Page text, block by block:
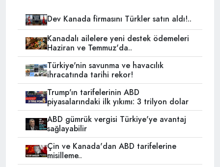
Dev Kanada firmasını Türkler satın aldı!..
Kanadalı ailelere yeni destek ödemeleri
Haziran ve Temmuz'da..
Türkiye'nin savunma ve havacılık
ihracatında tarihi rekor!
Trump'ın tarifelerinin ABD
piyasalarındaki ilk yıkımı: 3 trilyon dolar
ABD gümrük vergisi Türkiye'ye avantaj
sağlayabilir
Çin ve Kanada'dan ABD tarifelerine
misilleme..